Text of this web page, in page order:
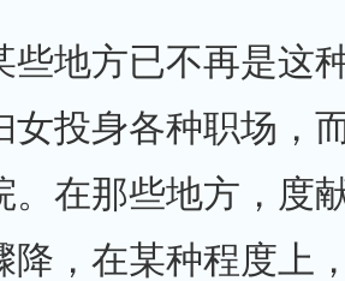
些地方已不再是这
女投身各种职场，
。在那些地方，度
降，在某种程度上